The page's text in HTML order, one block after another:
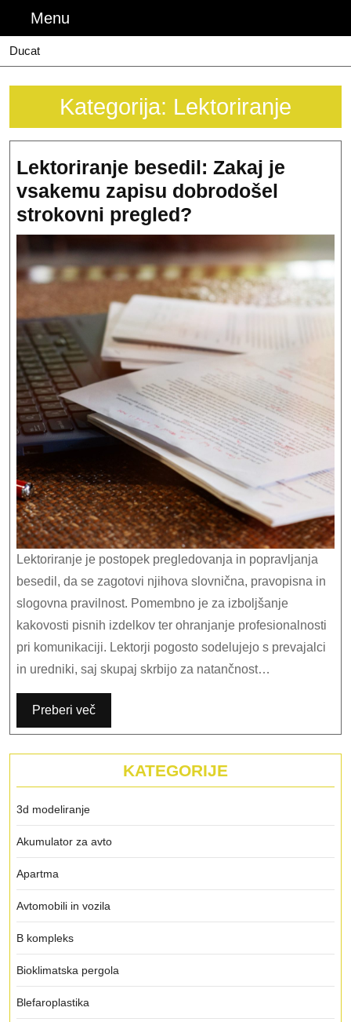
content
Menu
Ducat
Kategorija: Lektoriranje
Lektoriranje besedil: Zakaj je
vsakemu zapisu dobrodošel
strokovni pregled?
besedil:
Zakaj
je
vsakemu
zapisu
dobrodošel
strokovni
pregled?
Lektoriranje je postopek pregledovanja in popravljanja
besedil, da se zagotovi njihova slovnična, pravopisna in
slogovna pravilnost. Pomembno je za izboljšanje
kakovosti pisnih izdelkov ter ohranjanje profesionalnosti
pri komunikaciji. Lektorji pogosto sodelujejo s prevajalci
in uredniki, saj skupaj skrbijo za natančnost…
Preberi več
KATEGORIJE
3d modeliranje
Akumulator za avto
Apartma
Avtomobili in vozila
B kompleks
Bioklimatska pergola
Blefaroplastika